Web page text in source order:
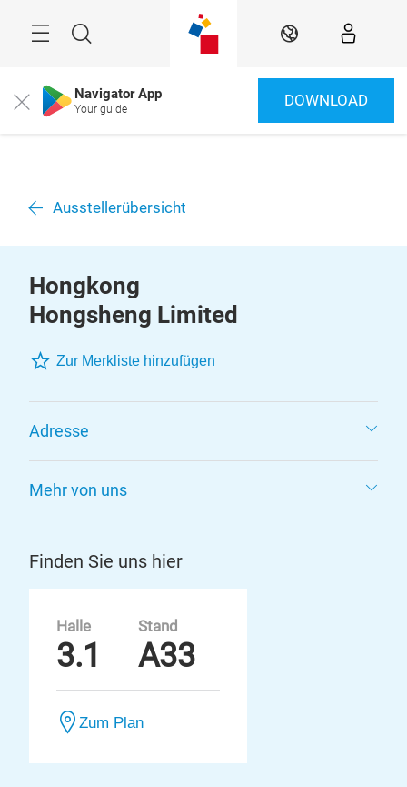
Suche DE
Close Navigator App
Your guide DOWNLOAD
Ausstellerübersicht
Hongkong
Hongsheng Limited
Zur Merkliste hinzufügen
Adresse
Mehr von uns
Finden Sie uns hier
Halle
3.1
Stand
A33
Zum Plan